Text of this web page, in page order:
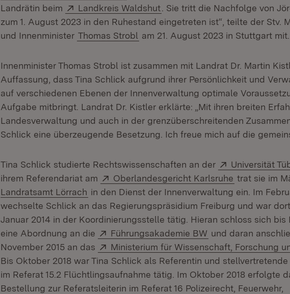
Landrätin beim
Extern:
Landkreis Waldshut (Öffnet in neuem Fenster)
. Sie tritt die Nachfolge von
zum 1. August 2023 in den Ruhestand eingetreten ist“, teilte der Stv.
und Innenminister Thomas Strobl am 21. August 2023 in Stuttgart mit.
Innenminister Thomas Strobl ist zusammen mit Landrat Dr. Martin
Auffassung, dass Tina Schlick aufgrund ihrer Persönlichkeit und
auf verschiedenen Ebenen der Innenverwaltung optimale
Aufgabe mitbringt. Landrat Dr. Kistler erklärte: „Mit ihren breiten
Landesverwaltung und auch in der grenzüberschreitenden
Schlick eine überzeugende Besetzung. Ich freue mich auf die
Tina Schlick studierte Rechtswissenschaften an der Extern:
Universität
ihrem Referendariat am
Extern:
Oberlandesgericht Karlsruhe (Öffnet in
trat sie im
Landratsamt Lörrach (Öffnet in neuem Fenster)
in den Dienst der Innenverwaltung ein. Im
wechselte Schlick an das Regierungspräsidium Freiburg und war
Januar 2014 in der Koordinierungsstelle tätig. Hieran schloss sich bis
eine Abordnung an die
Extern:
Führungsakademie BW (Öffnet in neuem
und daran
November 2015 an das
Extern:
Ministerium für Wissenschaft, Forschung
Bis Oktober 2018 war Tina Schlick als Referentin und
im Referat 15.2 Flüchtlingsaufnahme tätig. Im Oktober 2018 erfolgte
Bestellung zur Referatsleiterin im Referat 16 Polizeirecht, Feuerwehr,